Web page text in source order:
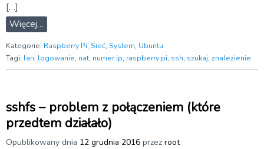
[…]
Więcej…
Kategorie: Raspberry Pi, Sieć, System, Ubuntu
Tagi: lan, logowanie, nat, numer ip, raspberry pi, ssh, szukaj, znalezienie
sshfs – problem z połączeniem (które
przedtem działało)
Opublikowany dnia 12 grudnia 2016 przez root